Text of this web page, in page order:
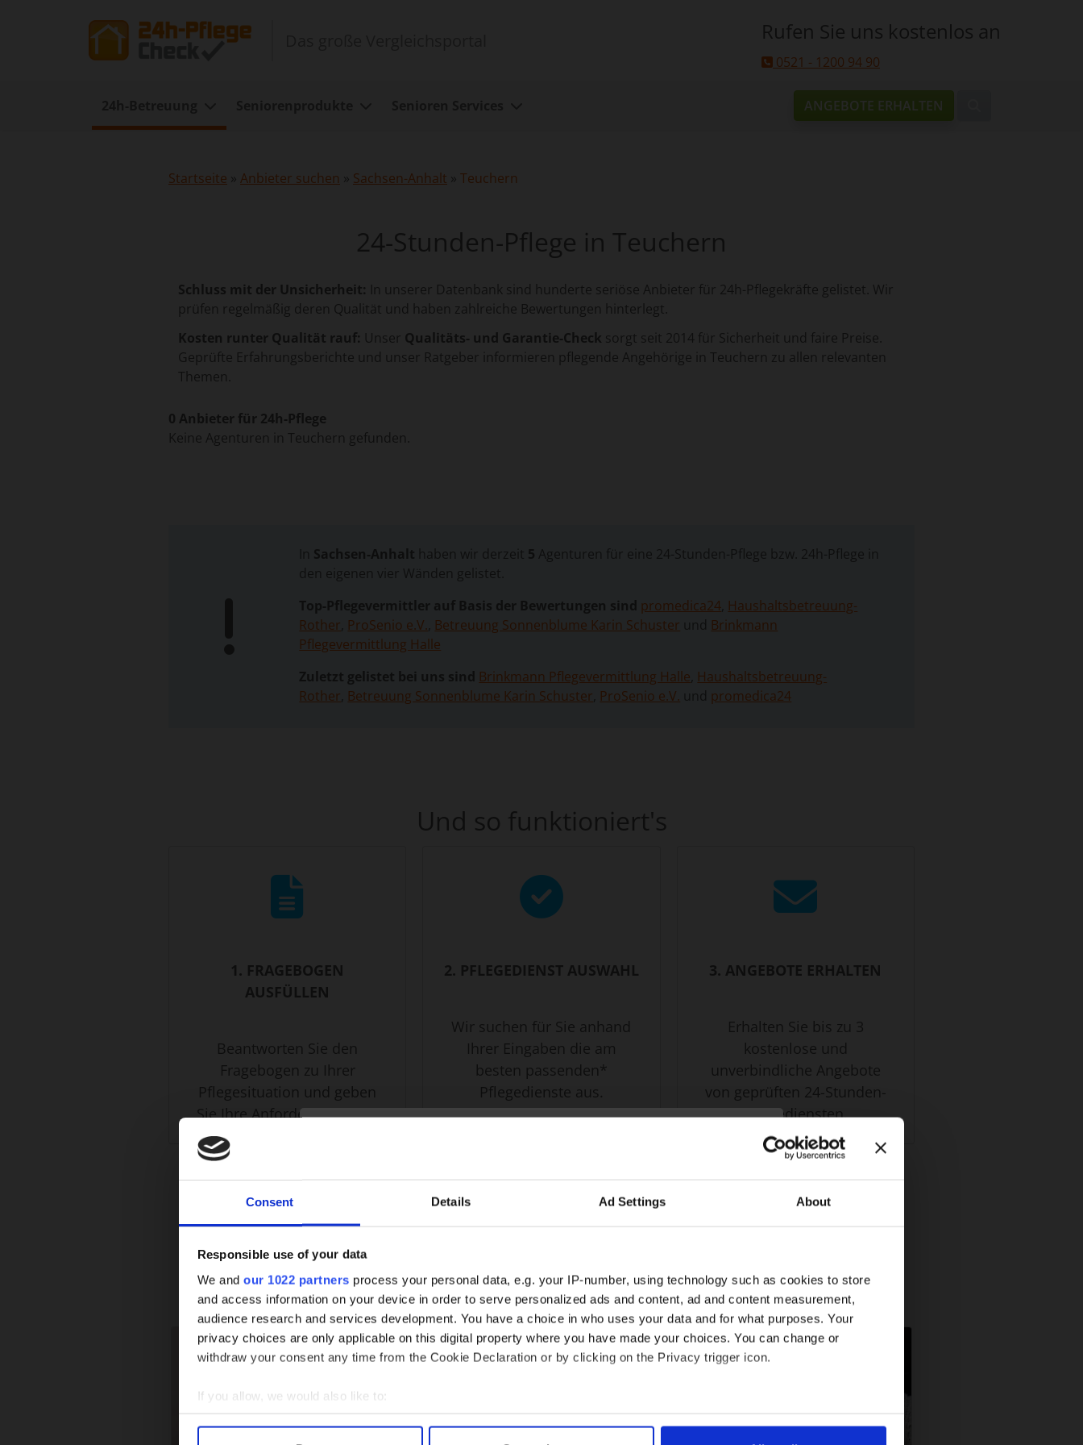
Consent Details Ad Settings About
Responsible use of your data
We and our 1022 partners process your personal data, e.g. your IP-number, using technology such as cookies to store
and access information on your device in order to serve personalized ads and content, ad and content measurement,
audience research and services development. You have a choice in who uses your data and for what purposes. Your
privacy choices are only applicable on this digital property where you have made your choices. You can change or
withdraw your consent any time from the Cookie Declaration or by clicking on the Privacy trigger icon.
If you allow, we would also like to:
Collect information about your geographical location which can be accurate to within several meters
Rufen Sie uns kostenlos an
0521 - 1200 94 90
ANGEBOTE ERHALTEN
Startseite » Anbieter suchen » Sachsen-Anhalt » Teuchern
24-Stunden-Pflege in Teuchern
Schluss mit der Unsicherheit: In unserer Datenbank sind hunderte seriöse Anbieter für 24h-Pflegekräfte gelistet. Wir
prüfen regelmäßig deren Qualität und haben zahlreiche Bewertungen hinterlegt.
Kosten runter Qualität rauf: Unser Qualitäts- und Garantie-Check sorgt seit 2014 für Sicherheit und faire Preise.
Geprüfte Erfahrungsberichte und unser Ratgeber informieren pflegende Angehörige in Teuchern zu allen relevanten
Themen.
0 Anbieter für 24h-Pflege
Keine Agenturen in Teuchern gefunden.
Sachsen-Anhalt haben wir derzeit 5 Agenturen für eine 24-Stunden-Pflege bzw. 24h-Pflege in
den eigenen vier Wänden gelistet.
Top-Pflegevermittler auf Basis der Bewertungen sind promedica24 Haushaltsbetreuung-
Rother ProSenio e.V. Betreuung Sonnenblume Karin Schuster und Brinkmann
Pflegevermittlung Halle
Zuletzt gelistet bei uns sind Brinkmann Pflegevermittlung Halle Haushaltsbetreuung-
Rother Betreuung Sonnenblume Karin Schuster ProSenio e.V. und promedica24
Und so funktioniert's
1. FRAGEBOGEN
AUSFÜLLEN
Beantworten Sie den
Fragebogen zu Ihrer
Pflegesituation und geben
Sie Ihre Anforderungen an.
2. PFLEGEDIENST AUSWAHL
Wir suchen für Sie anhand
Ihrer Eingaben die am
besten passenden*
Pflegedienste aus.
3. ANGEBOTE ERHALTEN
Erhalten Sie bis zu 3
kostenlose und
unverbindliche Angebote
von geprüften 24-Stunden-
Pflegediensten.
VERSTANDEN! ANGEBOTE ERHALTEN
Weitere Services
×
24h-Betreuungskraft
gesucht?
Über 800 Anbieter